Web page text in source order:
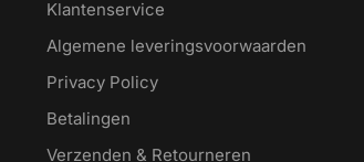
Klantenservice
Algemene leveringsvoorwaarden
Privacy Policy
Betalingen
Verzenden & Retourneren